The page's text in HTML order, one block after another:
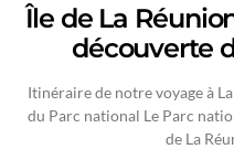
Île de La
découverte
Itinéraire de notre voyage à
du Parc national Le Parc
de La